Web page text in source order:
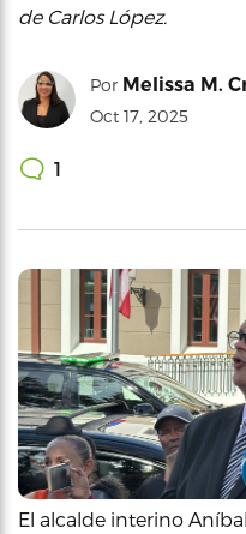
de Carlos López.
Por Melissa M.
Oct 17, 2025
1
El alcalde interino